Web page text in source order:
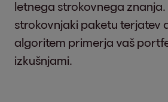
letnega strokovnega znanja.
strokovnjaki paketu terjatev
algoritem primerja vaš
izkušnjami.